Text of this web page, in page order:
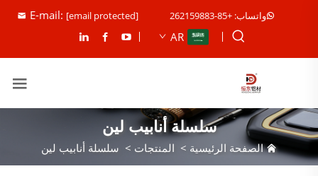
واتساب: +85-262159883 E-mail: [email protected]
AR
سلسلة أنابيب لين
الصفحة الرئيسية > المنتجات > سلسلة أنابيب لين